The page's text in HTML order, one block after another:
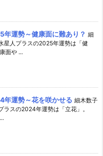
運勢～健康面に難あり？ 細
星人プラスの2025年運勢は「健
面や ...
運勢～花を咲かせる 細木数子
ラスの2024年運勢は「立花」。